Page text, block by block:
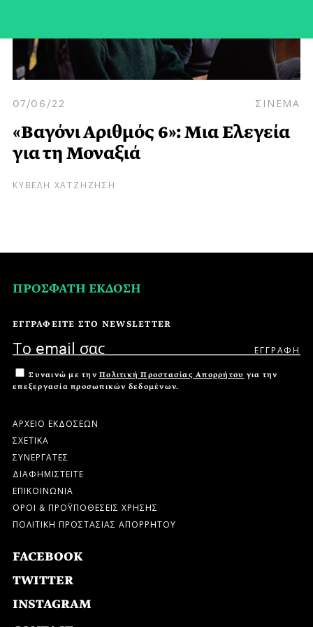
07/06/22 ΣΙΝΕΜΑ
«Βαγόνι Αριθμός 6»: Μια Ελεγεία
για τη Μοναξιά
ΚΥΒΕΛΗ ΧΑΤΖΗΖΗΣΗ
ΠΡΟΣΦΑΤΗ ΕΚΔΟΣΗ
ΕΓΓΡΑΦΕΙΤΕ ΣΤΟ NEWSLETTER
Συναινώ με την Πολιτική Προστασίας Απορρήτου για την
επεξεργασία προσωπικών δεδομένων.
ΑΡΧΕΙΟ ΕΚΔΟΣΕΩΝ
ΣΧΕΤΙΚΑ
ΣΥΝΕΡΓΑΤΕΣ
ΔΙΑΦΗΜΙΣΤΕΙΤΕ
ΕΠΙΚΟΙΝΩΝΙΑ
ΟΡΟΙ & ΠΡΟΫΠΟΘΕΣΕΙΣ ΧΡΗΣΗΣ
ΠΟΛΙΤΙΚΗ ΠΡΟΣΤΑΣΙΑΣ ΑΠΟΡΡΗΤΟΥ
FACEBOOK
TWITTER
INSTAGRAM